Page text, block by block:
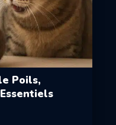
Poils,